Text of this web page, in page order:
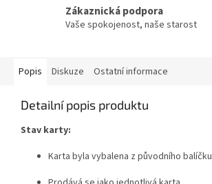
Zákaznická podpora
Vaše spokojenost, naše starost
Popis Diskuze Ostatní informace
Detailní popis produktu
Stav karty:
Karta byla vybalena z původního balíčku